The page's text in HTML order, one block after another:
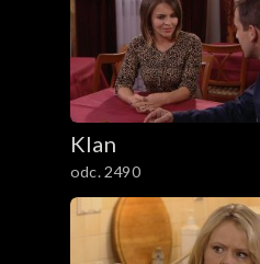
Klan
odc. 2490